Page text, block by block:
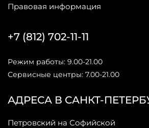
Правовая информация
АДРЕСА В САНКТ-
Петровский на Софийской
+7 (812) 702-11-11
Режим работы: 9.00-21.00
Сервисные центры: 7.00-21.00